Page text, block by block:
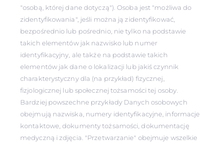
"osobą, której dane dotyczą"). Osoba jest "możliwa do
zidentyfikowania", jeśli można ją zidentyfikować,
bezpośrednio lub pośrednio, nie tylko na podstawie
takich elementów jak nazwisko lub numer
identyfikacyjny, ale także na podstawie takich
elementów jak dane o lokalizacji lub jakiś czynnik
charakterystyczny dla (na przykład) fizycznej,
fizjologicznej lub społecznej tożsamości tej osoby.
Bardziej powszechne przykłady Danych osobowych
obejmują nazwiska, numery identyfikacyjne, informacje
kontaktowe, dokumenty tożsamości, dokumentację
medyczną i zdjęcia. "Przetwarzanie" obejmuje wszelkie